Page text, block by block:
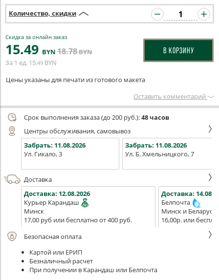
Количество, скидки
Скидка за онлайн заказ
15.49 BYN 18.78BYN
За 1 ед. 15.49 BYN
В КОРЗИНУ
Цены указаны для печати из готового макета
Оставить комментарий
Срок выполнения заказа (до 200 руб.):48 часов
Центры обслуживания, самовывоз
Забрать: 11.08.2026
Ул. Гикало, 3
Забрать: 11.08.2026
Ул. Б. Хмельницкого, 7
Доставка
Доставка: 12.08.2026
Курьер Карандаш
Минск
17,00 руб или бесплатно от 400 руб.
Доставка:
Белпочта
Минск и Беларусь
16,00р. или
Безопасная оплата
Картой или ЕРИП
Безналичный расчет
При получении в Карандаш или Белпочта